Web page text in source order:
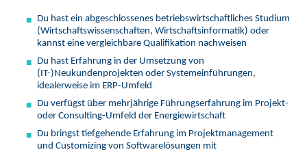
Du hast ein abgeschlossenes betriebswirtschaftliches Studium
(Wirtschaftswissenschaften, Wirtschaftsinformatik) oder
kannst eine vergleichbare Qualifikation nachweisen
Du hast Erfahrung in der Umsetzung von
(IT-)Neukundenprojekten oder Systemeinführungen,
idealerweise im ERP-Umfeld
Du verfügst über mehrjährige Führungserfahrung im Projekt-
oder Consulting-Umfeld der Energiewirtschaft
Du bringst tiefgehende Erfahrung im Projektmanagement
und Customizing von Softwarelösungen mit